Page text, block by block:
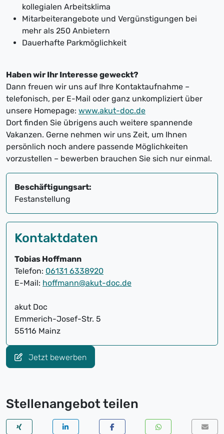
kollegialen Arbeitsklima
Mitarbeiterangebote und Vergünstigungen bei
mehr als 250 Anbietern
Dauerhafte Parkmöglichkeit
Haben wir Ihr Interesse geweckt?
Dann freuen wir uns auf Ihre Kontaktaufnahme –
telefonisch, per E-Mail oder ganz unkompliziert über
unsere Homepage: www.akut-doc.de
Dort finden Sie übrigens auch weitere spannende
Vakanzen. Gerne nehmen wir uns Zeit, um Ihnen
persönlich noch andere passende Möglichkeiten
vorzustellen – bewerben brauchen Sie sich nur einmal.
Beschäftigungsart:
Festanstellung
Kontaktdaten
Tobias Hoffmann
Telefon: 06131 6338920
E-Mail: hoffmann@akut-doc.de
akut Doc
Emmerich-Josef-Str. 5
55116 Mainz
Jetzt bewerben
Stellenangebot teilen